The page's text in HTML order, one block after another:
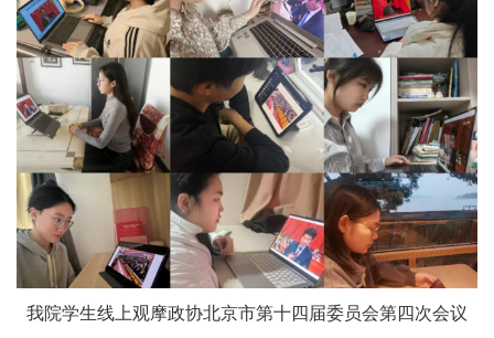
我院学生线上观摩政协北京市第十四届委员会第四次会议